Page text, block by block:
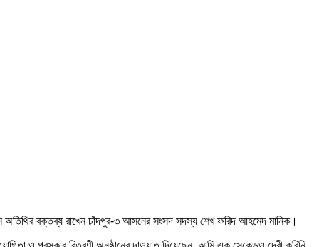
অতিথির বক্তব্য রাখেন চাঁদপুর-৩ আসনের সংসদ সদস্য শেখ ফরিদ আহমেদ মানিক।